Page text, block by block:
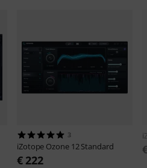
3
iZotope Ozone 12 Standard
€ 222